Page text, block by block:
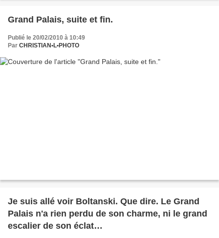
Grand Palais, suite et fin.
Publié le 20/02/2010 à 10:49
Par CHRISTIAN•L•PHOTO
Je suis allé voir Boltanski. Que dire. Le Grand
Palais n'a rien perdu de son charme, ni le grand
escalier de son éclat…